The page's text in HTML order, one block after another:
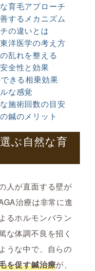
育毛アプローチ
するメカニズム
の違いとは
洋医学の考え方
乱れを整える
全性と効果
きる相乗効果
な感覚
施術回数の目安
鍼のメリット
ぶ自然な育
人が直面する壁が
治療は非常に進
るホルモンバラン
な体調不良を招く
うな中で、自らの
を促す鍼治療が、